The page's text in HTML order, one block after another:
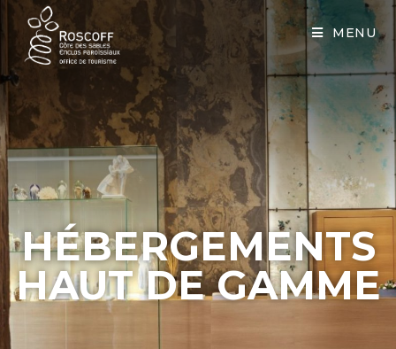
MENU
HÉBERGEMENTS
HAUT DE GAMME
Cookies management panel